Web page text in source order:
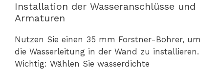
Installation der Wasseranschlüsse und
Armaturen
Nutzen Sie einen 35 mm Forstner-Bohrer, um
die Wasserleitung in der Wand zu installieren.
Wichtig: Wählen Sie wasserdichte